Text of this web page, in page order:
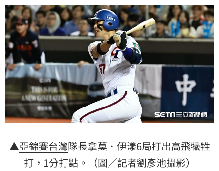
▲亞錦賽台灣隊長拿莫．伊漾6局打出高飛犧牲
打，1分打點。（圖／記者劉彥池攝影）